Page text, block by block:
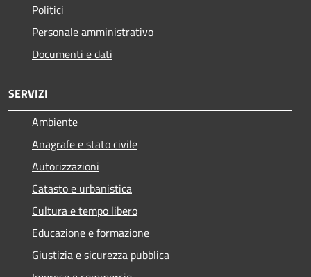
Politici
Personale amministrativo
Documenti e dati
SERVIZI
Ambiente
Anagrafe e stato civile
Autorizzazioni
Catasto e urbanistica
Cultura e tempo libero
Educazione e formazione
Giustizia e sicurezza pubblica